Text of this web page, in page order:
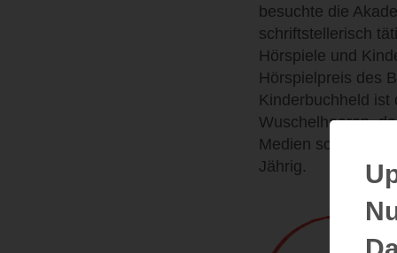
besuchte die
schriftstellerisch
Hörspiele und
Hörspielpreis des
Kinderbuchheld
Wuschelhaaren,
Medien
Jährig.